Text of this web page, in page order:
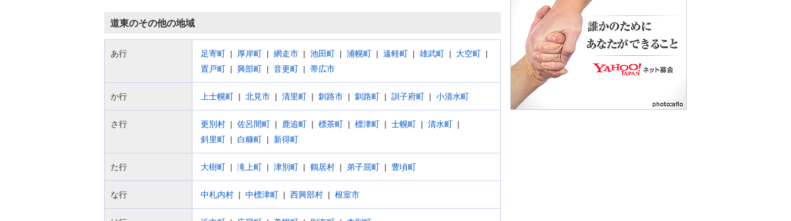
道東のその他の地域
あ行 足寄町 厚岸町 網走市 池田町 浦幌町 遠軽町 雄武町
大空町
置戸町
興部町 音更町 帯広市
か行 上士幌町 北見市 清里町 釧路市 釧路町 訓子府町 小清水町
さ行 更別村 佐呂間町 鹿追町 標茶町 標津町 士幌町
清水町
斜里町
白糠町 新得町
た行 大樹町 滝上町 津別町 鶴居村 弟子屈町 豊頃町
な行 中札内村 中標津町 西興部村 根室市